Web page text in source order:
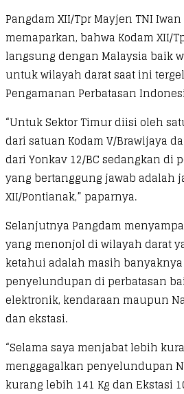
Pangdam XII/Tpr Mayjen TNI
memaparkan, bahwa Kodam XII/
langsung dengan Malaysia baik
untuk wilayah darat saat ini
Pengamanan Perbatasan
“Untuk Sektor Timur diisi oleh
dari satuan Kodam V/Brawijaya
dari Yonkav 12/BC sedangkan di
yang bertanggung jawab adalah
XII/Pontianak,” paparnya.
Selanjutnya Pangdam
yang menonjol di wilayah darat
ketahui adalah masih
penyelundupan di perbatasan
elektronik, kendaraan maupun
dan ekstasi.
“Selama saya menjabat lebih
menggagalkan penyelundupan
kurang lebih 141 Kg dan Ekstasi